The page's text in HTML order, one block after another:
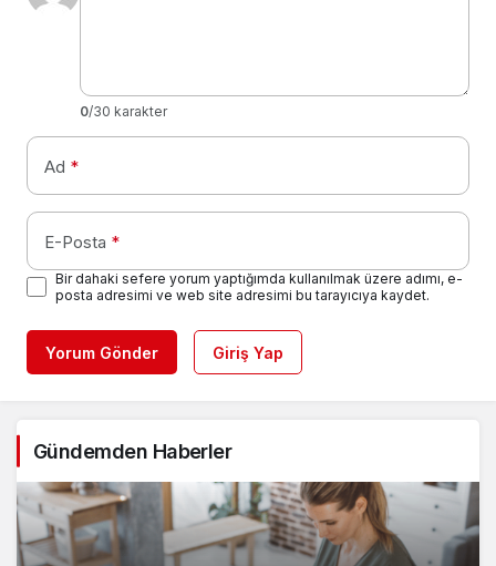
0/30 karakter
Ad *
E-Posta *
Bir dahaki sefere yorum yaptığımda kullanılmak üzere adımı, e-
posta adresimi ve web site adresimi bu tarayıcıya kaydet.
Yorum Gönder Giriş Yap
Gündemden Haberler